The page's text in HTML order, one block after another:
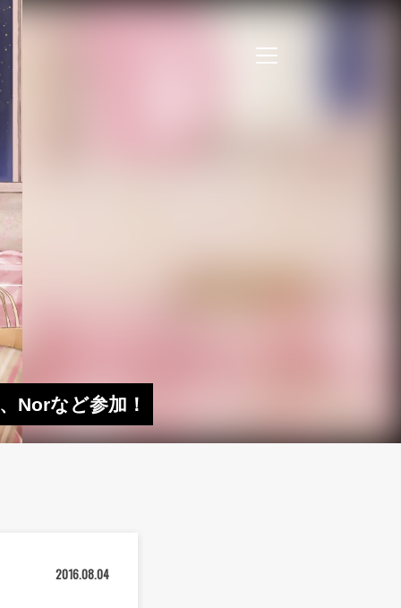
Norなど参加！
2016.08.04